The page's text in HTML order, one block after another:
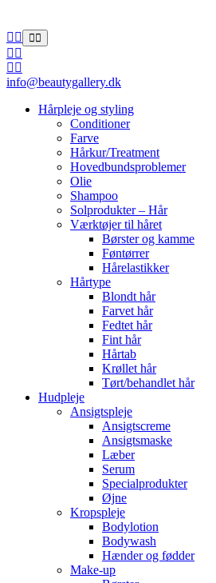
info@beautygallery.dk
Hårpleje og styling
Conditioner
Farve
Hårkur/Treatment
Hovedbundsproblemer
Olie
Shampoo
Solprodukter – Hår
Værktøjer til håret
Børster og kamme
Føntørrer
Hårelastikker
Hårtype
Blondt hår
Farvet hår
Fedtet hår
Fint hår
Hårtab
Krøllet hår
Tørt/behandlet hår
Hudpleje
Ansigtspleje
Ansigtscreme
Ansigtsmaske
Læber
Serum
Specialprodukter
Øjne
Kropspleje
Bodylotion
Bodywash
Hænder og fødder
Make-up